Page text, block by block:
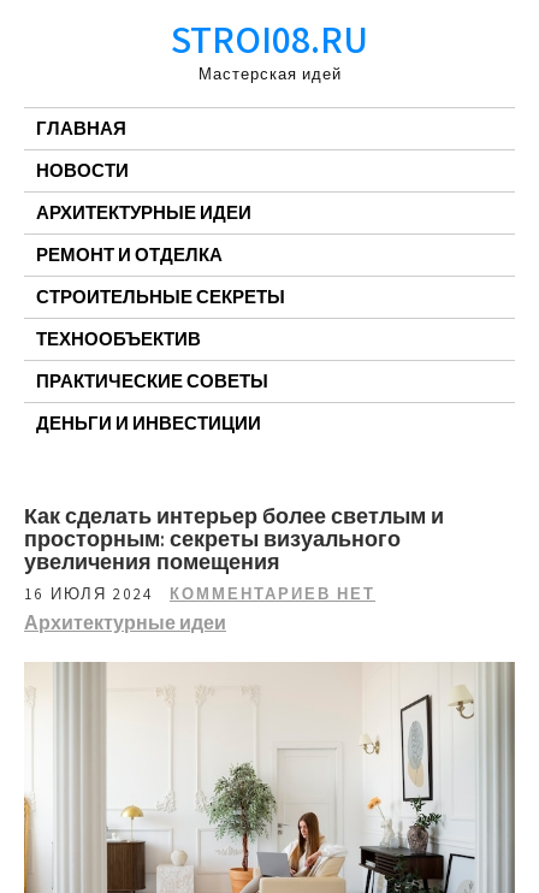
STROI08.RU
Мастерская идей
ГЛАВНАЯ
НОВОСТИ
АРХИТЕКТУРНЫЕ ИДЕИ
РЕМОНТ И ОТДЕЛКА
СТРОИТЕЛЬНЫЕ СЕКРЕТЫ
ТЕХНООБЪЕКТИВ
ПРАКТИЧЕСКИЕ СОВЕТЫ
ДЕНЬГИ И ИНВЕСТИЦИИ
Как сделать интерьер более светлым и
просторным: секреты визуального
увеличения помещения
16 ИЮЛЯ 2024 КОММЕНТАРИЕВ НЕТ
Архитектурные идеи